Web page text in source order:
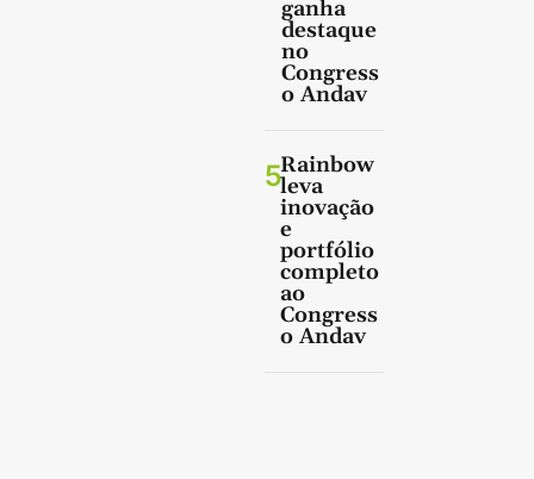
ganha
destaque
no
Congress
o Andav
5Rainbow
leva
inovação
e
portfólio
completo
ao
Congress
o Andav